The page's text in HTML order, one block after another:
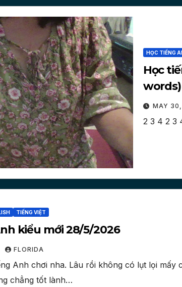
HỌC TIẾNG
Học
words)
MAY
2 3 4 2 3
TIẾNG VIỆT
kiểu mới 28/5/2026
FLORIDA
Anh chơi nha. Lâu rồi không có lụt lọi mấy
chẳng tốt lành…